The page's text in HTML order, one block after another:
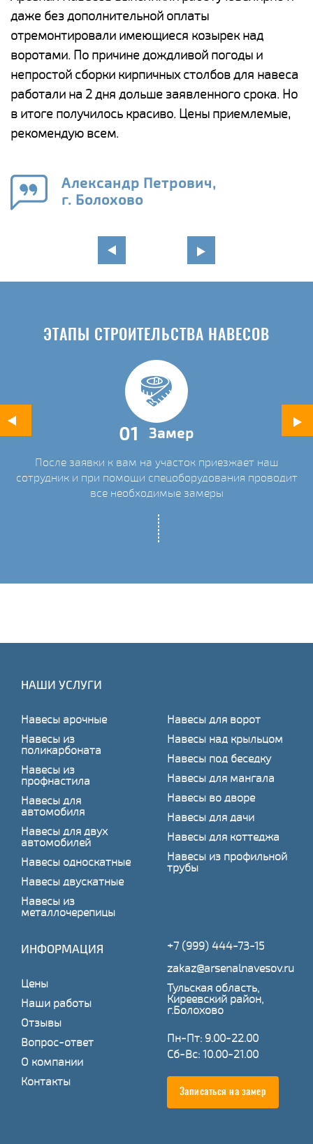
даже без дополнительной оплаты
отремонтировали имеющиеся козырек над
воротами. По причине дождливой погоды и
непростой сборки кирпичных столбов для навеса
работали на 2 дня дольше заявленного срока. Но
в итоге получилось красиво. Цены приемлемые,
рекомендую всем.
Александр Петрович,
г. Болохово
ЭТАПЫ СТРОИТЕЛЬСТВА НАВЕСОВ
01 Замер
После заявки к вам на участок приезжает наш
сотрудник и при помощи спецоборудования проводит
все необходимые замеры
НАШИ УСЛУГИ
Навесы арочные
Навесы из
поликарбоната
Навесы из
профнастила
Навесы для
автомобиля
Навесы для двух
автомобилей
Навесы односкатные
Навесы двускатные
Навесы из
металлочерепицы
Навесы для ворот
Навесы над крыльцом
Навесы под беседку
Навесы для мангала
Навесы во дворе
Навесы для дачи
Навесы для коттеджа
Навесы из профильной
трубы
ИНФОРМАЦИЯ
Цены
Наши работы
Отзывы
Вопрос-ответ
О компании
Контакты
+7 (999) 444-73-15
zakaz@arsenalnavesov.ru
Тульская область,
Киреевский район,
г.Болохово
Пн-Пт: 9.00-22.00
Сб-Вс: 10.00-21.00
Записаться на замер